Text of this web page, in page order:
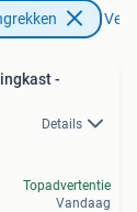
-
Details
Topadvertentie
Vandaag